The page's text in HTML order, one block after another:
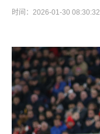
时间：2026-01-30 08:30:32